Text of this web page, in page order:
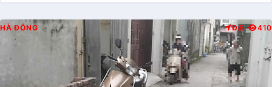
HÀ ĐÔNG Đ.B 410